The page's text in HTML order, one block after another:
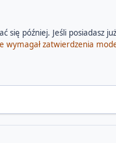
się później. Jeśli posiadasz
wymagał zatwierdzenia